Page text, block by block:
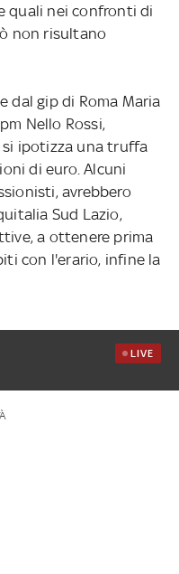
quali nei confronti di
non risultano
dal gip di Roma Maria
Nello Rossi,
si ipotizza una truffa
di euro. Alcuni
avrebbero
Sud Lazio,
a ottenere prima
con l'erario, infine la
LIVE